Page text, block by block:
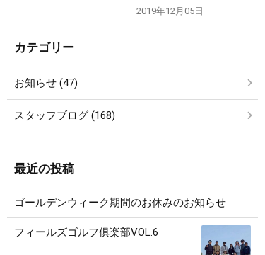
2019年12月05日
カテゴリー
お知らせ (47)
スタッフブログ (168)
最近の投稿
ゴールデンウィーク期間のお休みのお知らせ
フィールズゴルフ俱楽部VOL.6